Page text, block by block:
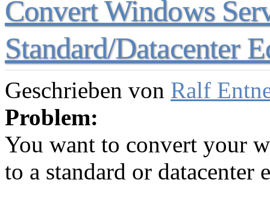
Convert Windows
Standard/Datacenter
Geschrieben von Ralf
Problem:
You want to convert your
to a standard or datacenter